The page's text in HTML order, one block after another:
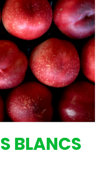
BLANCS